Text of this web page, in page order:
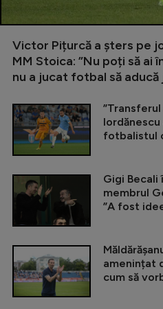
Victor Pițurcă a șters pe
MM Stoica: ”Nu poți să ai
nu a jucat fotbal să aducă
”Transferul
fotbalistul
Gigi Becali
membrul
”A fost
amenințat
cum să